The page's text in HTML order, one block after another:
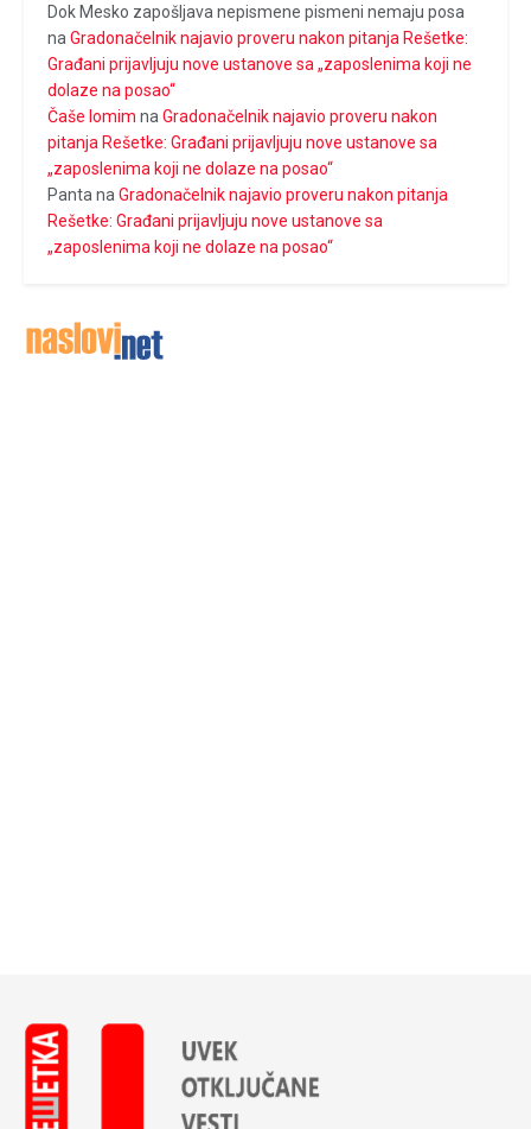
Dok Mesko zapošljava nepismene pismeni nemaju posa
na Gradonačelnik najavio proveru nakon pitanja Rešetke:
Građani prijavljuju nove ustanove sa „zaposlenima koji ne
dolaze na posao“
Čaše lomim na Gradonačelnik najavio proveru nakon
pitanja Rešetke: Građani prijavljuju nove ustanove sa
„zaposlenima koji ne dolaze na posao“
Panta na Gradonačelnik najavio proveru nakon pitanja
Rešetke: Građani prijavljuju nove ustanove sa
„zaposlenima koji ne dolaze na posao“